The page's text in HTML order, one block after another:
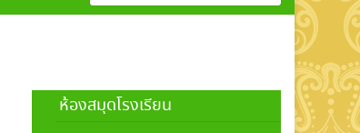
สำหรับ:
ห้องสมุดโรงเรียน